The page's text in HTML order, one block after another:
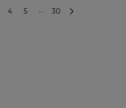
4 5 ··· 30